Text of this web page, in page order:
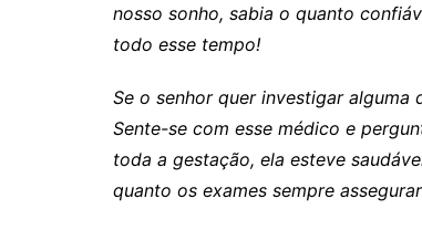
nosso sonho, sabia o quanto
todo esse tempo!
Se o senhor quer investigar alguma
Sente-se com esse médico e
toda a gestação, ela esteve
quanto os exames sempre